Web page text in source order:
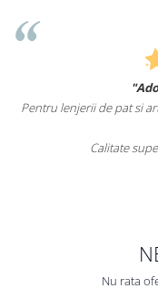
Pentru lenjerii de pat si
Calitate
Nu rata